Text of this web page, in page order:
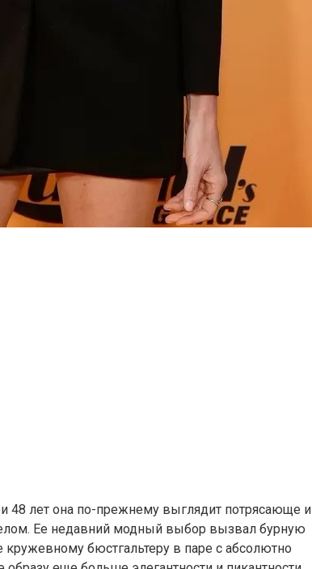
48 лет она по-прежнему выглядит потрясающе и
Ее недавний модный выбор вызвал бурную
бюстгальтеру в паре с абсолютно